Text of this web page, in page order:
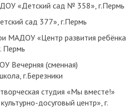
«Детский сад № 358», г.Пермь
сад 377», г.Пермь
МАДОУ «Центр развития ребёнка
Пермь
Вечерняя (сменная)
г.Березники
студия «Мы вместе!»
досуговый центр», г.